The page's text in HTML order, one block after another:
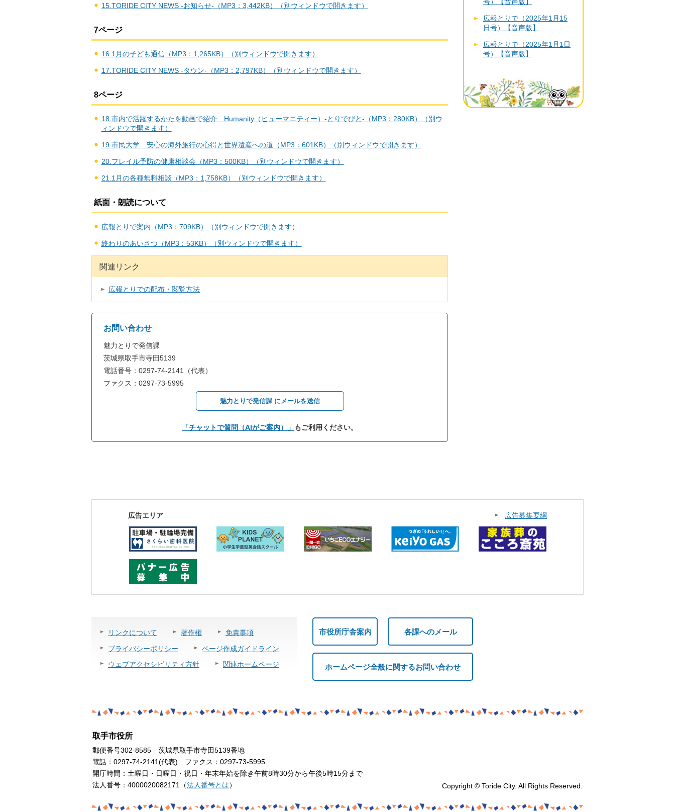
15.TORIDE CITY NEWS -お知らせ-（MP3：3,442KB）（別ウィンドウで開きます）
7ページ
16.1月の子ども通信（MP3：1,265KB）（別ウィンドウで開きます）
17.TORIDE CITY NEWS -タウン-（MP3：2,797KB）（別ウィンドウで開きます）
8ページ
18.市内で活躍するかたを動画で紹介 Humanity（ヒューマニティー）-とりでびと-（MP3：280KB）（別ウ
ィンドウで開きます）
19.市民大学 安心の海外旅行の心得と世界遺産への道（MP3：601KB）（別ウィンドウで開きます）
20.フレイル予防の健康相談会（MP3：500KB）（別ウィンドウで開きます）
21.1月の各種無料相談（MP3：1,758KB）（別ウィンドウで開きます）
紙面・朗読について
広報とりで案内（MP3：709KB）（別ウィンドウで開きます）
終わりのあいさつ（MP3：53KB）（別ウィンドウで開きます）
関連リンク
広報とりでの配布・閲覧方法
お問い合わせ
魅力とりで発信課
茨城県取手市寺田5139
電話番号：0297-74-2141（代表）
ファクス：0297-73-5995
魅力とりで発信課 にメールを送信
「チャットで質問（AIがご案内）」 もご利用ください。
広報とりで（2025年1月15
日号）【音声版】
広報とりで（2025年1月1日
号）【音声版】
広告エリア 広告募集要綱
リンクについて 著作権
免責事項
プライバシーポリシー
ページ作成ガイドライン
ウェブアクセシビリティ方針
関連ホームページ
市役所庁舎案内 各課へのメール
ホームページ全般に関するお問い合わせ
取手市役所
郵便番号302-8585 茨城県取手市寺田5139番地
電話：0297-74-2141(代表) ファクス：0297-73-5995
開庁時間：土曜日・日曜日・祝日・年末年始を除き午前8時30分から午後5時15分まで
法人番号：4000020082171（法人番号とは） Copyright © Toride City. All Rights Reserved.